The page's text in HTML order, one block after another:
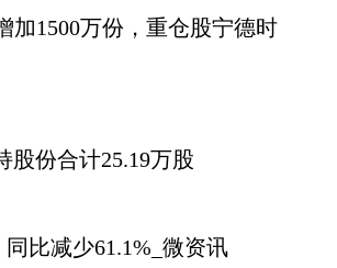
加1500万份，重仓股宁德时
股份合计25.19万股
比减少61.1%_微资讯